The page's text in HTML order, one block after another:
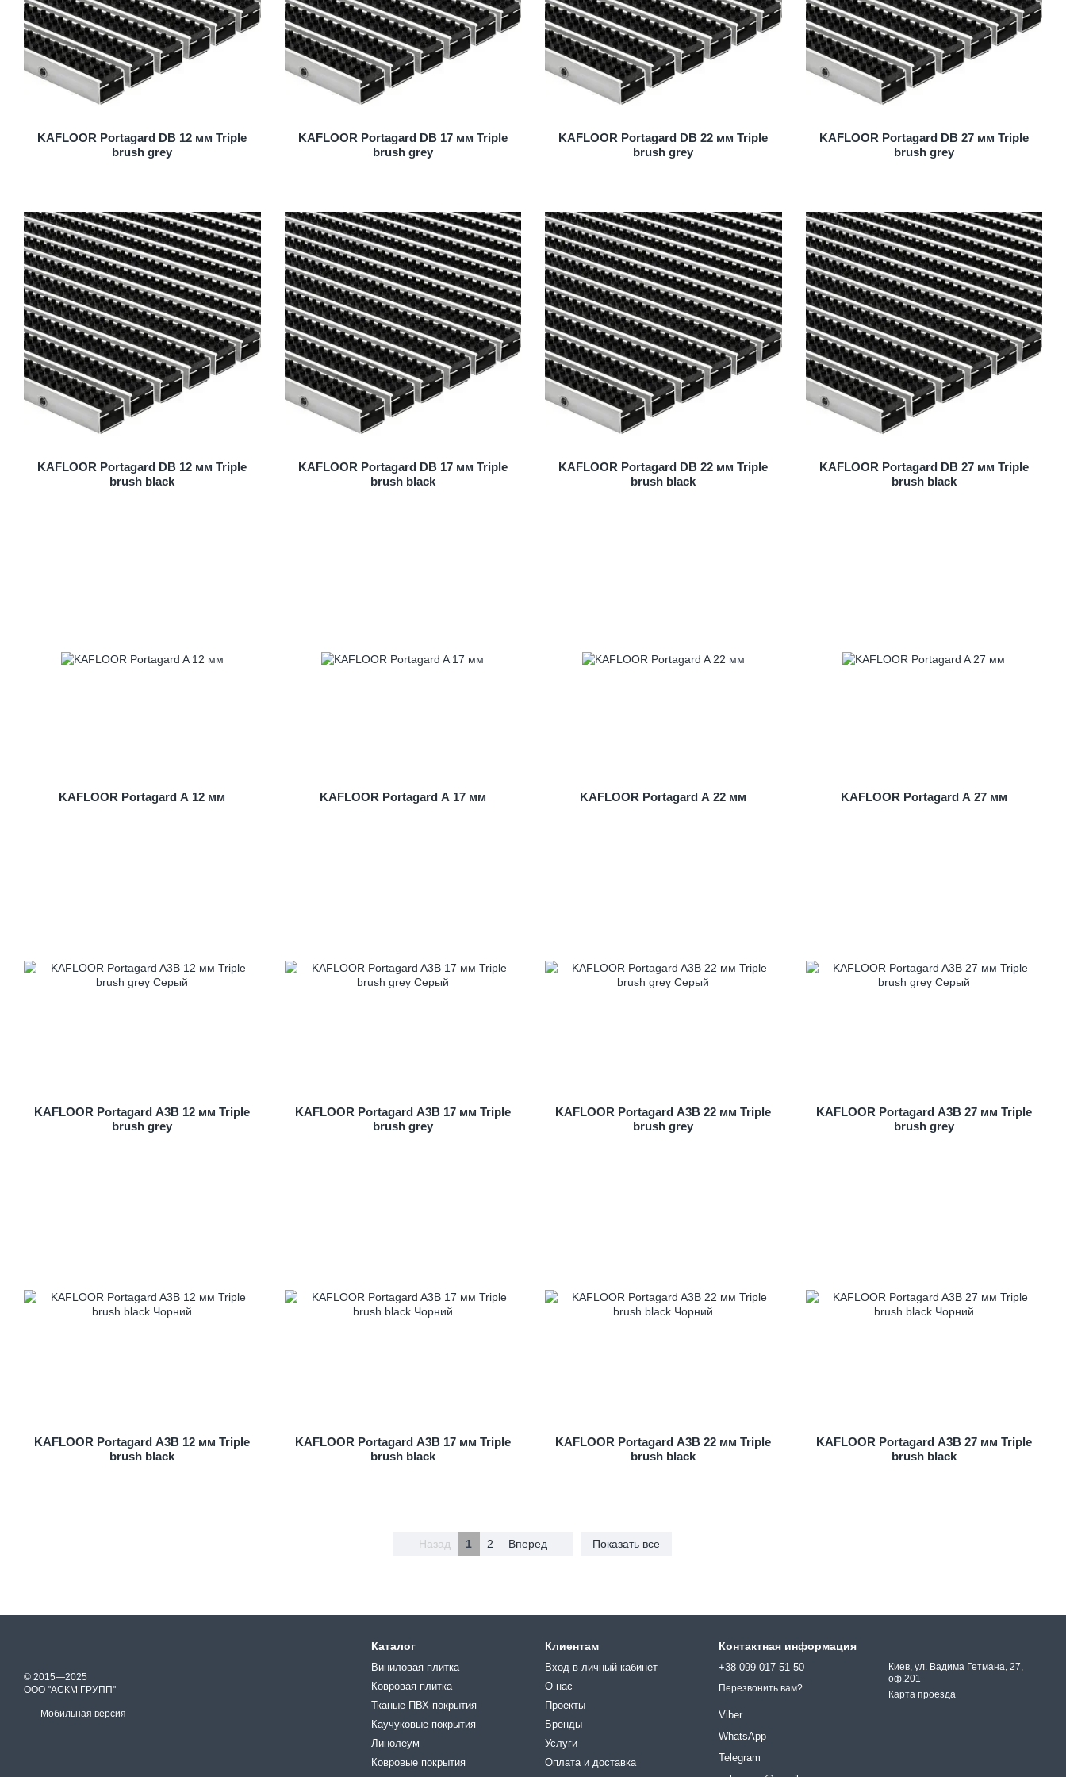
KAFLOOR Portagard DB 12 мм Triple
brush grey
KAFLOOR Portagard DB 17 мм Triple
brush grey
KAFLOOR Portagard DB 22 мм Triple
brush grey
KAFLOOR Portagard DB 27 мм Triple
brush grey
KAFLOOR Portagard DB 12 мм Triple
brush black
KAFLOOR Portagard DB 17 мм Triple
brush black
KAFLOOR Portagard DB 22 мм Triple
brush black
KAFLOOR Portagard DB 27 мм Triple
brush black
KAFLOOR Portagard A 12 мм KAFLOOR Portagard A 17 мм KAFLOOR Portagard A 22 мм KAFLOOR Portagard A 27 мм
KAFLOOR Portagard A3B 12 мм Triple
brush grey
KAFLOOR Portagard A3B 17 мм Triple
brush grey
KAFLOOR Portagard A3B 22 мм Triple
brush grey
KAFLOOR Portagard A3B 27 мм Triple
brush grey
KAFLOOR Portagard A3B 12 мм Triple
brush black
KAFLOOR Portagard A3B 17 мм Triple
brush black
KAFLOOR Portagard A3B 22 мм Triple
brush black
KAFLOOR Portagard A3B 27 мм Triple
brush black
Назад 1 2 Вперед Показать все
© 2015—2025
ООО "АСКМ ГРУПП"
Мобильная версия
Каталог
Виниловая плитка
Ковровая плитка
Тканые ПВХ-покрытия
Каучуковые покрытия
Линолеум
Ковровые покрытия
Клиентам
Вход в личный кабинет
О нас
Проекты
Бренды
Услуги
Оплата и доставка
Контактная информация
+38 099 017-51-50
Перезвонить вам?
Viber
WhatsApp
Telegram
Киев, ул. Вадима Гетмана, 27,
оф.201
Карта проезда